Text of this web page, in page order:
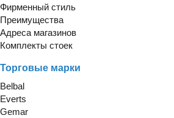
Фирменный стиль
Преимущества
Адреса магазинов
Комплекты стоек
Торговые марки
Belbal
Everts
Gemar